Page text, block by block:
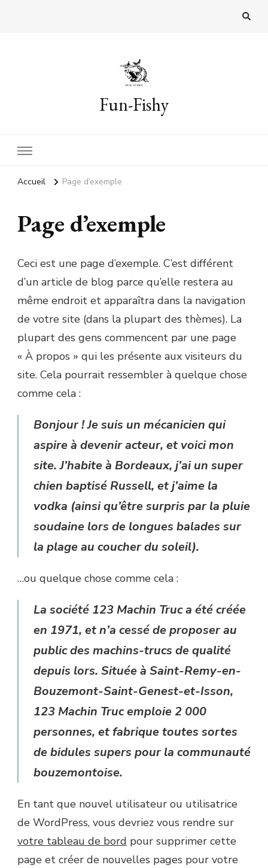
Fun-Fishy
Accueil Page d’exemple
Page d’exemple
Ceci est une page d’exemple. C’est différent
d’un article de blog parce qu’elle restera au
même endroit et apparaîtra dans la navigation
de votre site (dans la plupart des thèmes). La
plupart des gens commencent par une page
« À propos » qui les présente aux visiteurs du
site. Cela pourrait ressembler à quelque chose
comme cela :
Bonjour ! Je suis un mécanicien qui
aspire à devenir acteur, et voici mon
site. J’habite à Bordeaux, j’ai un super
chien baptisé Russell, et j’aime la
vodka (ainsi qu’être surpris par la pluie
soudaine lors de longues balades sur
la plage au coucher du soleil).
…ou quelque chose comme cela :
La société 123 Machin Truc a été créée
en 1971, et n’a cessé de proposer au
public des machins-trucs de qualité
depuis lors. Située à Saint-Remy-en-
Bouzemont-Saint-Genest-et-Isson,
123 Machin Truc emploie 2 000
personnes, et fabrique toutes sortes
de bidules supers pour la communauté
bouzemontoise.
En tant que nouvel utilisateur ou utilisatrice
de WordPress, vous devriez vous rendre sur
votre tableau de bord pour supprimer cette
page et créer de nouvelles pages pour votre